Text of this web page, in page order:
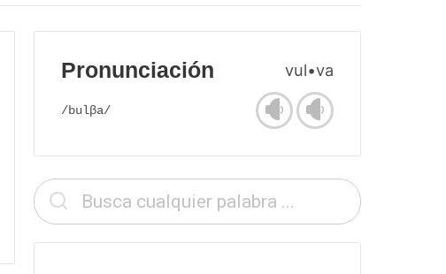
Pronunciación vul•va
/bulβa/